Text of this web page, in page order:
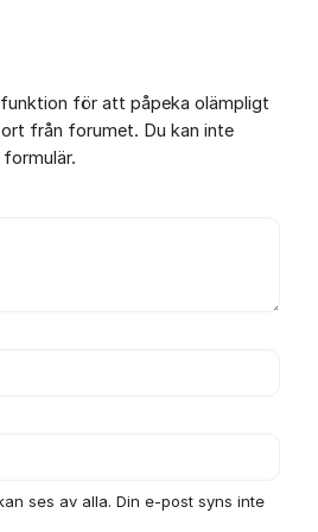
för att påpeka olämpligt
från forumet. Du kan inte
ses av alla. Din e-post syns inte